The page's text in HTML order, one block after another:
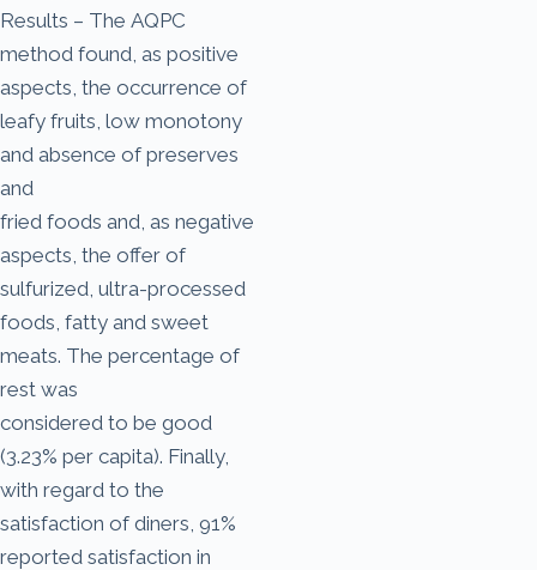
Results – The AQPC
method found, as positive
aspects, the occurrence of
leafy fruits, low monotony
and absence of preserves
and
fried foods and, as negative
aspects, the offer of
sulfurized, ultra-processed
foods, fatty and sweet
meats. The percentage of
rest was
considered to be good
(3.23% per capita). Finally,
with regard to the
satisfaction of diners, 91%
reported satisfaction in